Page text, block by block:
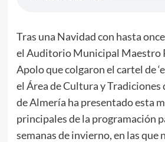
Tras una Navidad con hasta
el Auditorio Municipal Maestro
Apolo que colgaron el cartel de
el Área de Cultura y
de Almería ha presentado esta
principales de la programación
semanas de invierno, en las que